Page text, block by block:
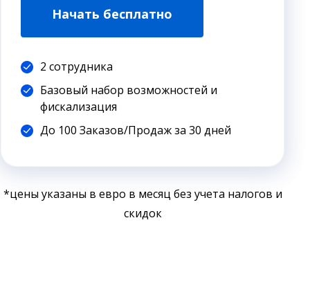
Начать бесплатно
2 сотрудника
Базовый набор возможностей и
фискализация
До 100 Заказов/Продаж за 30 дней
*цены указаны в евро в месяц без учета налогов и
скидок